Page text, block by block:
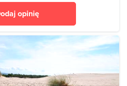
opinię